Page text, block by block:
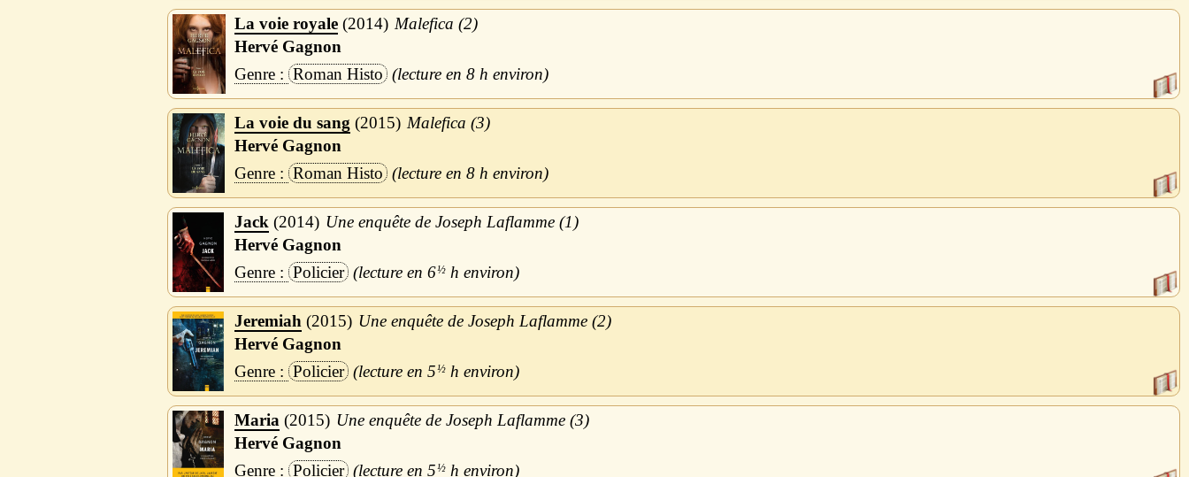
La voie royale 2014
Malefica (2)
Hervé Gagnon
Roman Histo
8 h
La voie du sang 2015
Malefica (3)
Hervé Gagnon
Roman Histo
8 h
Jack 2014
Une enquête de Joseph Laflamme (1)
Hervé Gagnon
Policier
6½h
Jeremiah 2015
Une enquête de Joseph Laflamme (2)
Hervé Gagnon
Policier
5½h
Maria 2015
Une enquête de Joseph Laflamme (3)
Hervé Gagnon
Policier
5½h